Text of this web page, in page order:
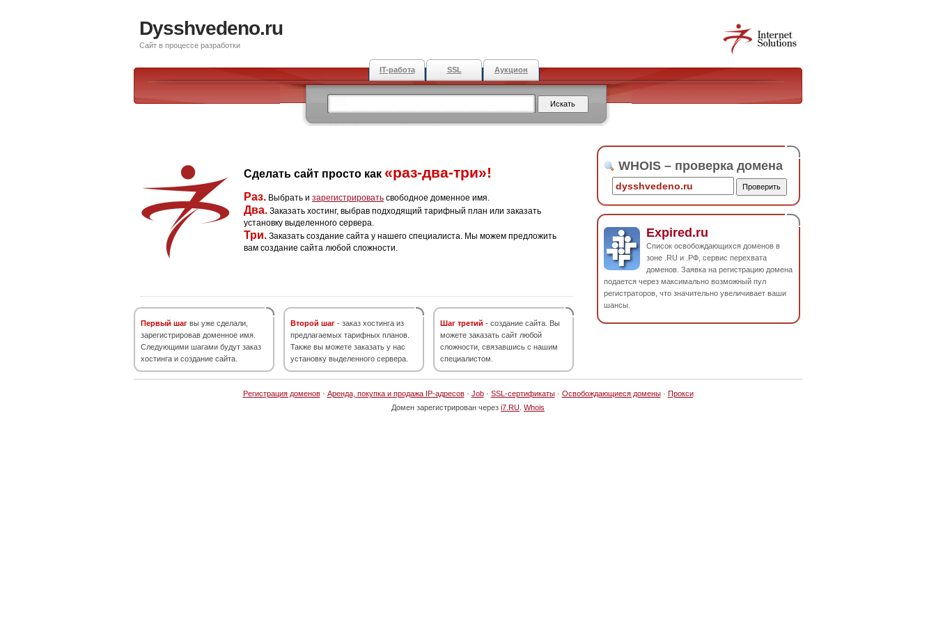
Dysshvedeno.ru
Сайт в процессе разработки
IT-работа SSL Аукцион
Сделать сайт просто как «раз-два-три»!
Раз. Выбрать и зарегистрировать свободное доменное имя.
Два. Заказать хостинг, выбрав подходящий тарифный план или заказать
установку выделенного сервера.
Три. Заказать создание сайта у нашего специалиста. Мы можем предложить
вам создание сайта любой сложности.
Первый шаг вы уже сделали,
зарегистрировав доменное имя.
Следующими шагами будут заказ
хостинга и создание сайта.
Второй шаг - заказ хостинга из
предлагаемых тарифных планов.
Также вы можете заказать у нас
установку выделенного сервера.
Шаг третий - создание сайта. Вы
можете заказать сайт любой
сложности, связавшись с нашим
специалистом.
WHOIS – проверка домена
Expired.ru
Список освобождающихся доменов в
зоне .RU и .РФ, сервис перехвата
доменов. Заявка на регистрацию домена
подается через максимально возможный пул
регистраторов, что значительно увеличивает ваши
шансы.
Регистрация доменов· Аренда, покупка и продажа IP-адресов· Job· SSL-сертификаты· Освобождающиеся домены· Прокси
Домен зарегистрирован через i7.RU Whois